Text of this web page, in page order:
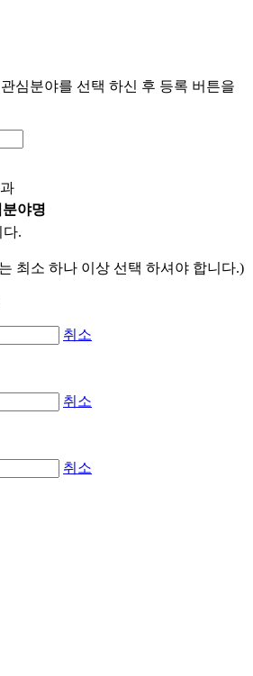
심분야를 선택 하신 후 등록 버튼을
분야명
다.
최소 하나 이상 선택 하셔야 합니다.)
취소
취소
취소